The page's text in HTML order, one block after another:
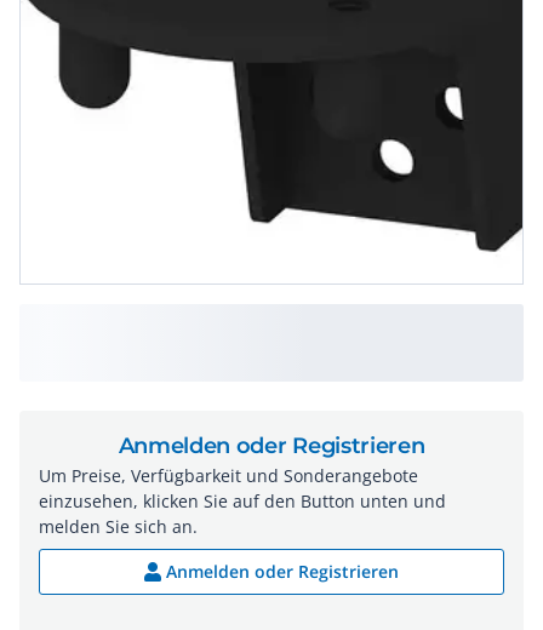
Anmelden oder Registrieren
Um Preise, Verfügbarkeit und Sonderangebote
einzusehen, klicken Sie auf den Button unten und
melden Sie sich an.
Anmelden oder Registrieren